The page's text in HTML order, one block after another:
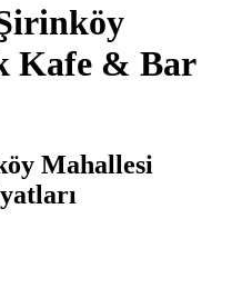
Kafe & Bar
Mahallesi